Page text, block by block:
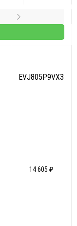
EVJ805P9VX3
14 605 ₽